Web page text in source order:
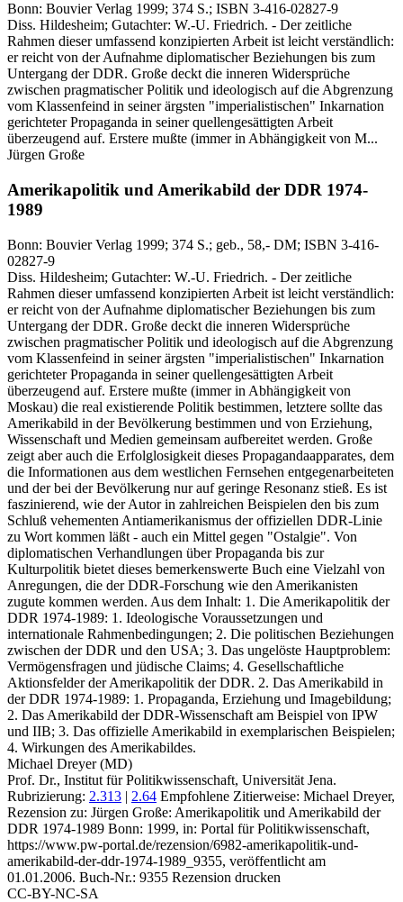
Bonn: Bouvier Verlag 1999; 374 S.; ISBN 3-416-02827-9
Diss. Hildesheim; Gutachter: W.-U. Friedrich. - Der zeitliche
Rahmen dieser umfassend konzipierten Arbeit ist leicht verständlich:
er reicht von der Aufnahme diplomatischer Beziehungen bis zum
Untergang der DDR. Große deckt die inneren Widersprüche
zwischen pragmatischer Politik und ideologisch auf die Abgrenzung
vom Klassenfeind in seiner ärgsten "imperialistischen" Inkarnation
gerichteter Propaganda in seiner quellengesättigten Arbeit
überzeugend auf. Erstere mußte (immer in Abhängigkeit von M...
Jürgen Große
Amerikapolitik und Amerikabild der DDR 1974-
1989
Bonn: Bouvier Verlag 1999; 374 S.; geb., 58,- DM; ISBN 3-416-
02827-9
Diss. Hildesheim; Gutachter: W.-U. Friedrich. - Der zeitliche
Rahmen dieser umfassend konzipierten Arbeit ist leicht verständlich:
er reicht von der Aufnahme diplomatischer Beziehungen bis zum
Untergang der DDR. Große deckt die inneren Widersprüche
zwischen pragmatischer Politik und ideologisch auf die Abgrenzung
vom Klassenfeind in seiner ärgsten "imperialistischen" Inkarnation
gerichteter Propaganda in seiner quellengesättigten Arbeit
überzeugend auf. Erstere mußte (immer in Abhängigkeit von
Moskau) die real existierende Politik bestimmen, letztere sollte das
Amerikabild in der Bevölkerung bestimmen und von Erziehung,
Wissenschaft und Medien gemeinsam aufbereitet werden. Große
zeigt aber auch die Erfolglosigkeit dieses Propagandaapparates, dem
die Informationen aus dem westlichen Fernsehen entgegenarbeiteten
und der bei der Bevölkerung nur auf geringe Resonanz stieß. Es ist
faszinierend, wie der Autor in zahlreichen Beispielen den bis zum
Schluß vehementen Antiamerikanismus der offiziellen DDR-Linie
zu Wort kommen läßt - auch ein Mittel gegen "Ostalgie". Von
diplomatischen Verhandlungen über Propaganda bis zur
Kulturpolitik bietet dieses bemerkenswerte Buch eine Vielzahl von
Anregungen, die der DDR-Forschung wie den Amerikanisten
zugute kommen werden. Aus dem Inhalt: 1. Die Amerikapolitik der
DDR 1974-1989: 1. Ideologische Voraussetzungen und
internationale Rahmenbedingungen; 2. Die politischen Beziehungen
zwischen der DDR und den USA; 3. Das ungelöste Hauptproblem:
Vermögensfragen und jüdische Claims; 4. Gesellschaftliche
Aktionsfelder der Amerikapolitik der DDR. 2. Das Amerikabild in
der DDR 1974-1989: 1. Propaganda, Erziehung und Imagebildung;
2. Das Amerikabild der DDR-Wissenschaft am Beispiel von IPW
und IIB; 3. Das offizielle Amerikabild in exemplarischen Beispielen;
4. Wirkungen des Amerikabildes.
Michael Dreyer (MD)
Prof. Dr., Institut für Politikwissenschaft, Universität Jena.
Rubrizierung: 2.313 | 2.64 Empfohlene Zitierweise: Michael Dreyer,
Rezension zu: Jürgen Große: Amerikapolitik und Amerikabild der
DDR 1974-1989 Bonn: 1999, in: Portal für Politikwissenschaft,
https://www.pw-portal.de/rezension/6982-amerikapolitik-und-
amerikabild-der-ddr-1974-1989_9355, veröffentlicht am
01.01.2006. Buch-Nr.: 9355 Rezension drucken
CC-BY-NC-SA